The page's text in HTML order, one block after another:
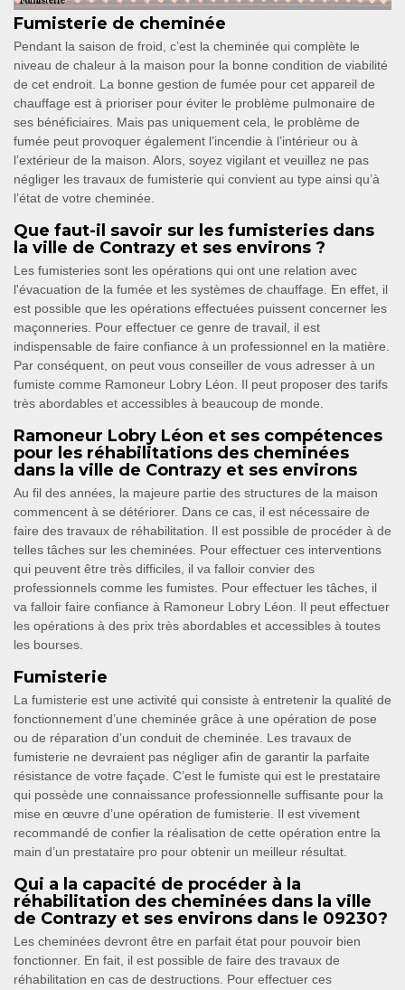
Fumisterie de cheminée
Pendant la saison de froid, c’est la cheminée qui complète le
niveau de chaleur à la maison pour la bonne condition de viabilité
de cet endroit. La bonne gestion de fumée pour cet appareil de
chauffage est à prioriser pour éviter le problème pulmonaire de
ses bénéficiaires. Mais pas uniquement cela, le problème de
fumée peut provoquer également l’incendie à l’intérieur ou à
l’extérieur de la maison. Alors, soyez vigilant et veuillez ne pas
négliger les travaux de fumisterie qui convient au type ainsi qu’à
l’état de votre cheminée.
Que faut-il savoir sur les fumisteries dans
la ville de Contrazy et ses environs ?
Les fumisteries sont les opérations qui ont une relation avec
l'évacuation de la fumée et les systèmes de chauffage. En effet, il
est possible que les opérations effectuées puissent concerner les
maçonneries. Pour effectuer ce genre de travail, il est
indispensable de faire confiance à un professionnel en la matière.
Par conséquent, on peut vous conseiller de vous adresser à un
fumiste comme Ramoneur Lobry Léon. Il peut proposer des tarifs
très abordables et accessibles à beaucoup de monde.
Ramoneur Lobry Léon et ses compétences
pour les réhabilitations des cheminées
dans la ville de Contrazy et ses environs
Au fil des années, la majeure partie des structures de la maison
commencent à se détériorer. Dans ce cas, il est nécessaire de
faire des travaux de réhabilitation. Il est possible de procéder à de
telles tâches sur les cheminées. Pour effectuer ces interventions
qui peuvent être très difficiles, il va falloir convier des
professionnels comme les fumistes. Pour effectuer les tâches, il
va falloir faire confiance à Ramoneur Lobry Léon. Il peut effectuer
les opérations à des prix très abordables et accessibles à toutes
les bourses.
Fumisterie
La fumisterie est une activité qui consiste à entretenir la qualité de
fonctionnement d’une cheminée grâce à une opération de pose
ou de réparation d’un conduit de cheminée. Les travaux de
fumisterie ne devraient pas négliger afin de garantir la parfaite
résistance de votre façade. C’est le fumiste qui est le prestataire
qui possède une connaissance professionnelle suffisante pour la
mise en œuvre d’une opération de fumisterie. Il est vivement
recommandé de confier la réalisation de cette opération entre la
main d’un prestataire pro pour obtenir un meilleur résultat.
Qui a la capacité de procéder à la
réhabilitation des cheminées dans la ville
de Contrazy et ses environs dans le 09230?
Les cheminées devront être en parfait état pour pouvoir bien
fonctionner. En fait, il est possible de faire des travaux de
réhabilitation en cas de destructions. Pour effectuer ces